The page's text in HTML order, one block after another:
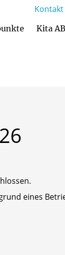
Kita
Kontakt
eines